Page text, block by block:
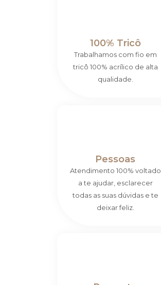
100% Tricô
Trabalhamos com fio em
tricô 100% acrílico de alta
qualidade.
Pessoas
Atendimento 100% voltado
a te ajudar, esclarecer
todas as suas dúvidas e te
deixar feliz.